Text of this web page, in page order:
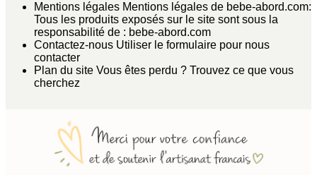
Mentions légales Mentions légales de bebe-abord.com:
Tous les produits exposés sur le site sont sous la
responsabilité de : bebe-abord.com
Contactez-nous Utiliser le formulaire pour nous
contacter
Plan du site Vous êtes perdu ? Trouvez ce que vous
cherchez